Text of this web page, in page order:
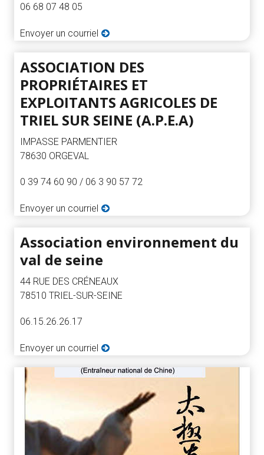
06 68 07 48 05
Envoyer un courriel
ASSOCIATION DES
PROPRIÉTAIRES ET
EXPLOITANTS AGRICOLES DE
TRIEL SUR SEINE (A.P.E.A)
IMPASSE PARMENTIER
78630 ORGEVAL
0 39 74 60 90 / 06 3 90 57 72
Envoyer un courriel
Association environnement du
val de seine
44 RUE DES CRÉNEAUX
78510 TRIEL-SUR-SEINE
06.15.26.26.17
Envoyer un courriel